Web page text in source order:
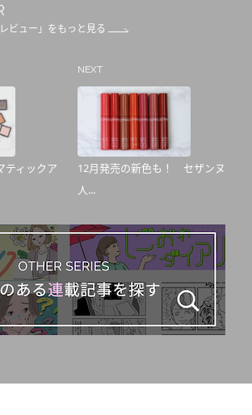
ビュー」をもっと見る
ティックア
NEXT
12月発売の新色も！ セザンヌ
人...